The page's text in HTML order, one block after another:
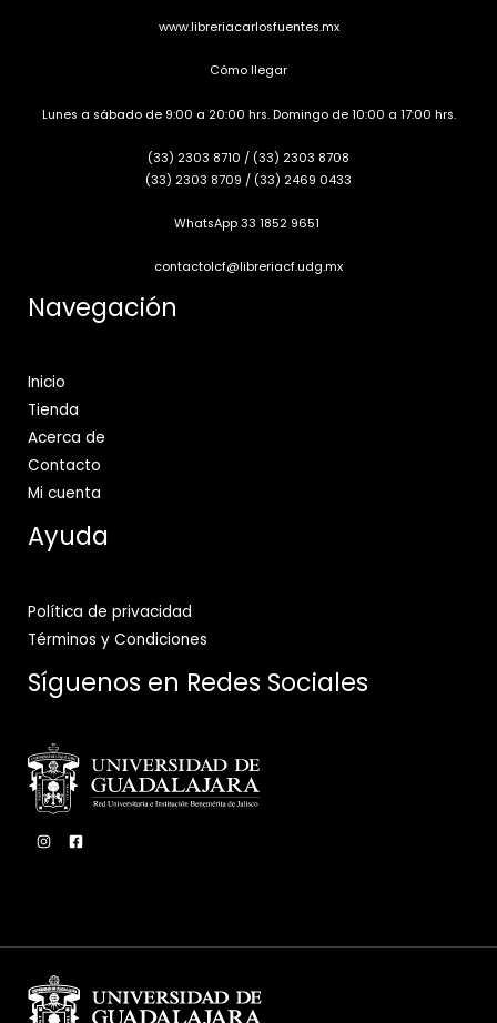
www.libreriacarlosfuentes.mx
Cómo llegar
Lunes a sábado de 9:00 a 20:00 hrs. Domingo de 10:00 a 17:00 hrs.
(33) 2303 8710 / (33) 2303 8708
(33) 2303 8709 / (33) 2469 0433
WhatsApp 33 1852 9651
contactolcf@libreriacf.udg.mx
Navegación
Inicio
Tienda
Acerca de
Contacto
Mi cuenta
Ayuda
Política de privacidad
Términos y Condiciones
Síguenos en Redes Sociales